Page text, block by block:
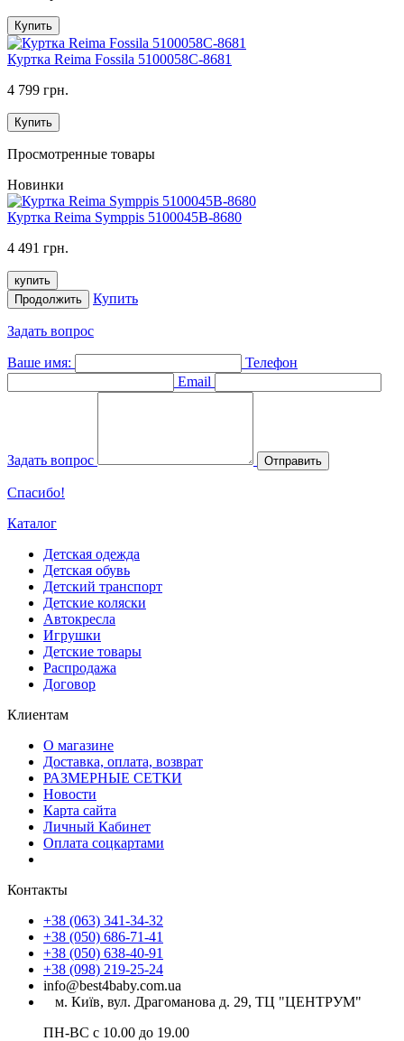
Купить
Куртка Reima Fossila 5100058C-8681
4 799 грн.
Купить
Просмотренные товары
Новинки
Куртка Reima Symppis 5100045B-8680
4 491 грн.
купить
Продолжить
Купить
Задать вопрос
Ваше имя:
Телефон
Email
Задать вопрос Отправить
Спасибо!
Каталог
Детская одежда
Детская обувь
Детский транспорт
Детские коляски
Автокресла
Игрушки
Детские товары
Распродажа
Договор
Клиентам
О магазине
Доставка, оплата, возврат
РАЗМЕРНЫЕ СЕТКИ
Новости
Карта сайта
Личный Кабинет
Оплата соцкартами
Контакты
+38 (063) 341-34-32
+38 (050) 686-71-41
+38 (050) 638-40-91
+38 (098) 219-25-24
info@best4baby.com.ua
м. Київ, вул. Драгоманова д. 29, ТЦ "ЦЕНТРУМ"
ПН-ВС с 10.00 до 19.00